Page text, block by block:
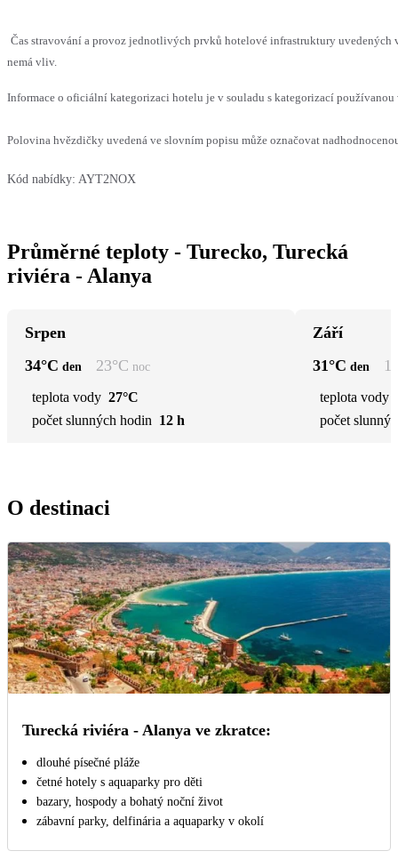
Čas stravování a provoz jednotlivých prvků hotelové infrastruktury uvedených
nemá vliv.
Informace o oficiální kategorizaci hotelu je v souladu s kategorizací
Polovina hvězdičky uvedená ve slovním popisu může označovat
Kód nabídky: AYT2NOX
Průměrné teploty - Turecko, Turecká
riviéra - Alanya
Srpen
34°C den 23°C noc
teplota vody 27°C
počet slunných hodin 12 h
Září
31°C den
teplota vody
počet
O destinaci
Turecká riviéra - Alanya ve zkratce:
dlouhé písečné pláže
četné hotely s aquaparky pro děti
bazary, hospody a bohatý noční život
zábavní parky, delfinária a aquaparky v okolí